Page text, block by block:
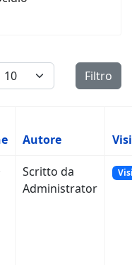
# Filtro
Autore
Scritto da
Administrator